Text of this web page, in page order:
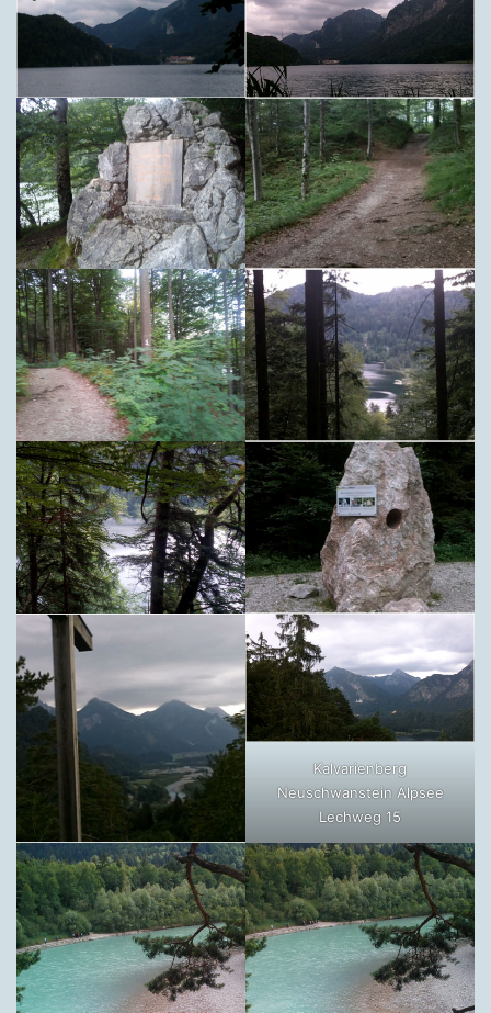
Kalvarienberg
Neuschwanstein Alpsee
Lechweg 15